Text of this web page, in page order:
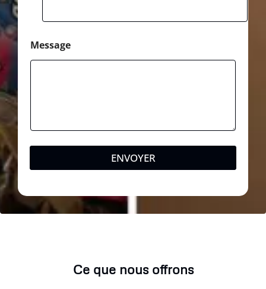
Message
ENVOYER
Ce que nous offrons